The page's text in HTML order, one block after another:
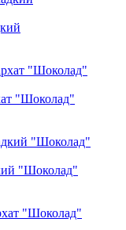
"Шоколад"
"Шоколад"